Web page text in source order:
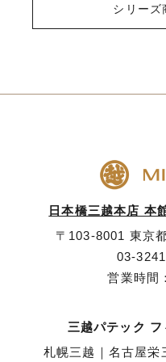
シリーズ
日本橋三越本店 本
〒103-8001 東京
03-
営業時間
三越パテック
札幌三越 ｜ 名古屋栄